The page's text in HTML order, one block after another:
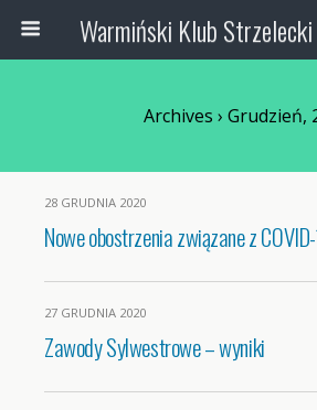
Archives › Grudzień,
28 GRUDNIA 2020
Nowe obostrzenia związane z
27 GRUDNIA 2020
Zawody Sylwestrowe – wyniki